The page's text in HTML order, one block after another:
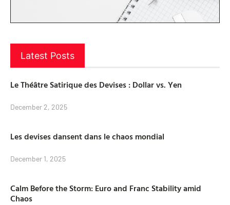
Latest Posts
Le Théâtre Satirique des Devises : Dollar vs. Yen
December 2, 2025
Les devises dansent dans le chaos mondial
December 1, 2025
Calm Before the Storm: Euro and Franc Stability amid
Chaos